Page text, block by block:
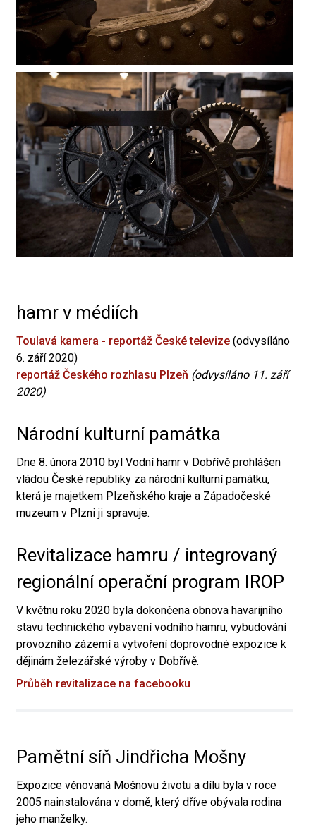
hamr v médiích
Toulavá kamera - reportáž České televize (odvysíláno
6. září 2020)
reportáž Českého rozhlasu Plzeň (odvysíláno 11. září
2020)
Národní kulturní památka
Dne 8. února 2010 byl Vodní hamr v Dobřívě prohlášen
vládou České republiky za národní kulturní památku,
která je majetkem Plzeňského kraje a Západočeské
muzeum v Plzni ji spravuje.
Revitalizace hamru / integrovaný
regionální operační program IROP
V květnu roku 2020 byla dokončena obnova havarijního
stavu technického vybavení vodního hamru, vybudování
provozního zázemí a vytvoření doprovodné expozice k
dějinám železářské výroby v Dobřívě.
Průběh revitalizace na facebooku
Pamětní síň Jindřicha Mošny
Expozice věnovaná Mošnovu životu a dílu byla v roce
2005 nainstalována v domě, který dříve obývala rodina
jeho manželky.